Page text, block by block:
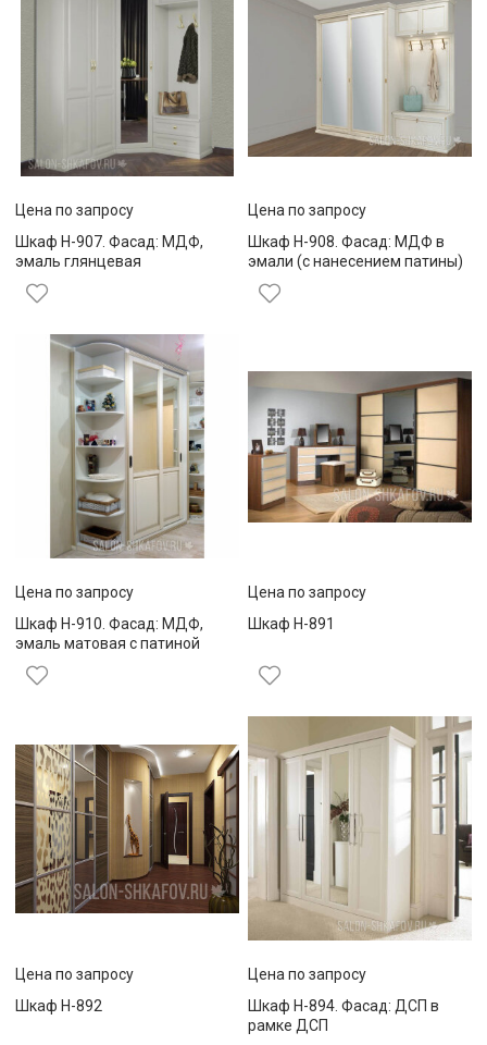
Цена по запросу
Шкаф Н-907. Фасад: МДФ,
эмаль глянцевая
Цена по запросу
Шкаф Н-908. Фасад: МДФ в
эмали (с нанесением патины)
Цена по запросу
Шкаф Н-910. Фасад: МДФ,
эмаль матовая с патиной
Цена по запросу
Шкаф Н-891
Цена по запросу
Шкаф Н-892
Цена по запросу
Шкаф Н-894. Фасад: ДСП в
рамке ДСП